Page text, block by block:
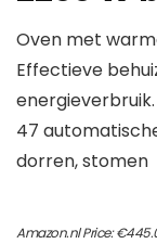
Oven met
Effectieve
energieverbruik.
47
dorren, stomen
Amazon.nl Price:€